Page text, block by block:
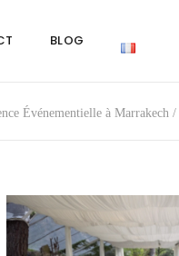
BLOG
Événementielle à Marrakech /